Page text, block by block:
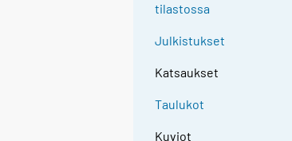
tilastossa
Julkistukset
Katsaukset
Taulukot
Kuviot